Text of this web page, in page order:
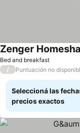
Bed and breakfast
Zenger
/ Puntuación no
Seleccioná las
precios exactos